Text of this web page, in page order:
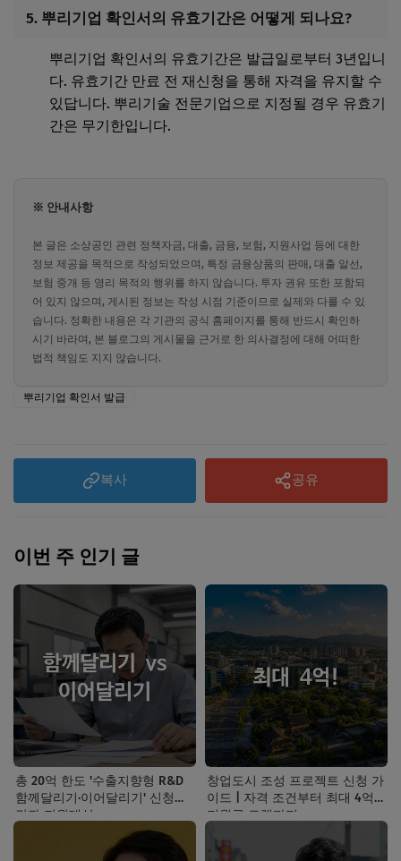
5. 뿌리기업 확인서의 유효기간은 어떻게 되나요?
뿌리기업 확인서의 유효기간은 발급일로부터 3년입니
다. 유효기간 만료 전 재신청을 통해 자격을 유지할 수
있답니다. 뿌리기술 전문기업으로 지정될 경우 유효기
간은 무기한입니다.
※ 안내사항
본 글은 소상공인 관련 정책자금, 대출, 금융, 보험, 지원사업 등에 대한
정보 제공을 목적으로 작성되었으며, 특정 금융상품의 판매, 대출 알선,
보험 중개 등 영리 목적의 행위를 하지 않습니다. 투자 권유 또한 포함되
어 있지 않으며, 게시된 정보는 작성 시점 기준이므로 실제와 다를 수 있
습니다. 정확한 내용은 각 기관의 공식 홈페이지를 통해 반드시 확인하
시기 바라며, 본 블로그의 게시물을 근거로 한 의사결정에 대해 어떠한
법적 책임도 지지 않습니다.
뿌리기업 확인서 발급
복사 공유
이번 주 인기 글
총 20억 한도 '수출지향형 R&D
함께달리기·이어달리기' 신청기
간과 지원대상
창업도시 조성 프로젝트 신청 가
이드 | 자격 조건부터 최대 4억
지원금 트랙까지